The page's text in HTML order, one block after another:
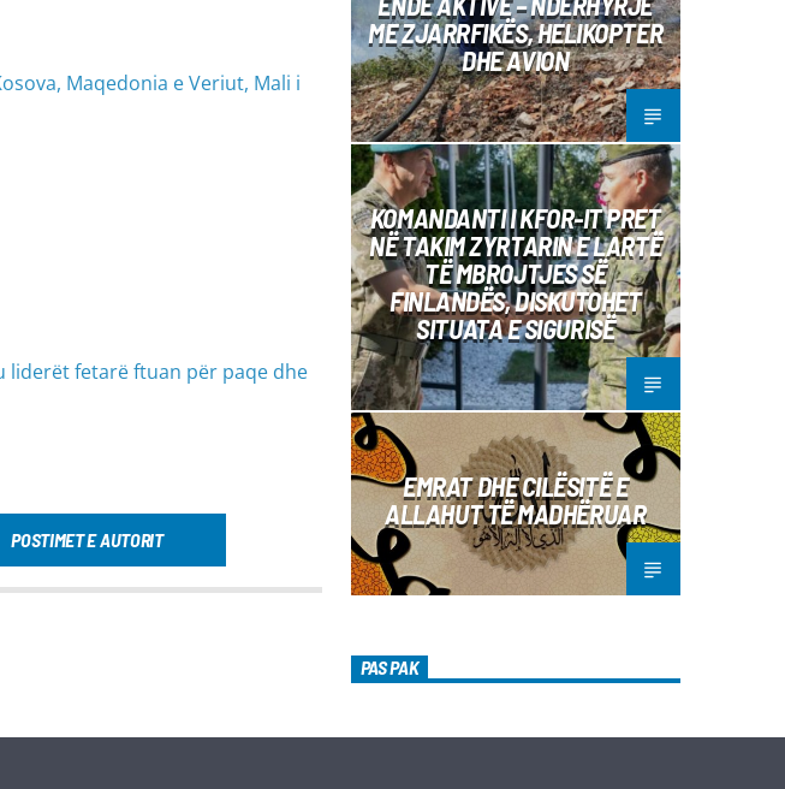
Maqedonia e Veriut, Mali i
liderët fetarë ftuan për paqe dhe
POSTIMET E AUTORIT
ME ZJARRFIKËS, HELIKOPTER
DHE AVION
KOMANDANTI I KFOR-IT PRET
NË TAKIM ZYRTARIN E LARTË
TË MBROJTJES SË
FINLANDËS, DISKUTOHET
SITUATA E SIGURISË
EMRAT DHE CILËSITË E
ALLAHUT TË MADHËRUAR
PAS PAK